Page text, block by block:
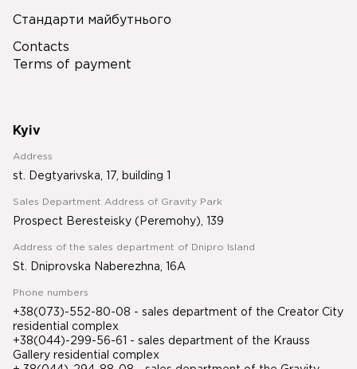
Стандарти майбутнього
Contacts
Terms of payment
Kyiv
Address
st. Degtyarivska, 17, building 1
Sales Department Address of Gravity Park
Prospect Beresteisky (Peremohy), 139
Address of the sales department of Dnipro Island
St. Dniprovska Naberezhna, 16A
Phone numbers
+38(073)-552-80-08 - sales department of the Creator City
residential complex
+38(044)-299-56-61 - sales department of the Krauss
Gallery residential complex